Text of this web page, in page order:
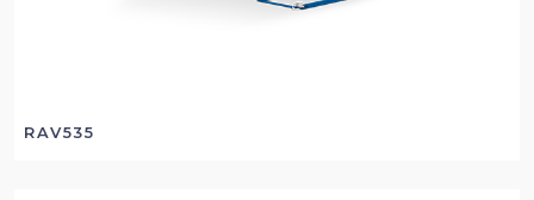
RAV535